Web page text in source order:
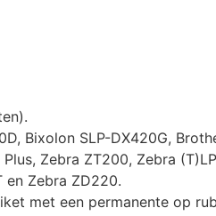
Bixolon SLP-DX420G,
Zebra ZT200, Zebra
en Zebra ZD220.
met een permanente op